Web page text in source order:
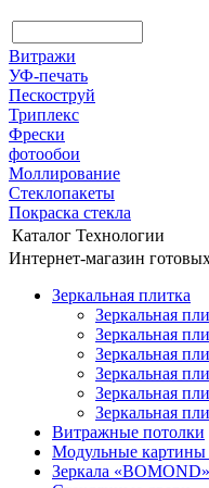
Витражи
УФ-печать
Пескоструй
Триплекс
Фрески
фотообои
Моллирование
Стеклопакеты
Покраска стекла
Каталог Технологии
Интернет-магазин
Зеркальная плитка
Зеркальная
Зеркальная
Зеркальная
Зеркальная
Зеркальная
Зеркальная
Витражные потолки
Модульные картины
Зеркала «BOMOND»